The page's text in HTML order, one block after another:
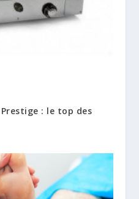
: le top des